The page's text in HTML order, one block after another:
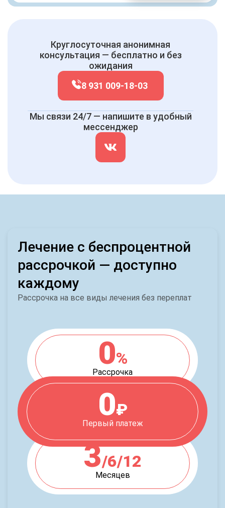
Круглосуточная анонимная
консультация — бесплатно и без
ожидания
8 931 009-18-03
Мы связи 24/7 — напишите в удобный
мессенджер
Лечение с беспроцентной
рассрочкой — доступно
каждому
Рассрочка на все виды лечения без переплат
0%
Рассрочка
0₽
Первый платеж
3/6/12
Месяцев